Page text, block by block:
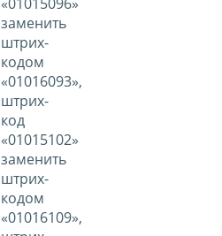
заменить
штрих-
кодом
«01016093»,
штрих-
код
«01015102»
заменить
штрих-
кодом
«01016109»,